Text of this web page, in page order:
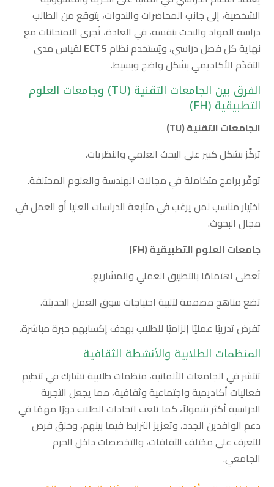
الشخصية، إلى جانب المحاضرات والندوات، يتوقع من الطالب
دراسة المواد والبحث بنفسه، في العادة، تُجرى الامتحانات مع
نهاية كل فصل دراسي، ويُستخدم نظام ECTS لقياس مدى
التقدّم الأكاديمي بشكل واضح وبسيط.
الفرق بين الجامعات التقنية (TU) وجامعات العلوم
التطبيقية (FH)
الجامعات التقنية (TU
)
تركّز بشكل كبير على البحث العلمي والنظريات.
توفّر برامج متكاملة في مجالات الهندسة والعلوم المختلفة.
اختيار مناسب لمن يرغب في متابعة الدراسات العليا أو العمل في
مجال البحوث.
جامعات العلوم التطبيقية (FH
)
تُعطى اهتمامًا بالتطبيق العملي والمشاريع.
تضع مناهج مصممة لتلبية احتياجات سوق العمل الحديثة.
تفرض تدريبًا عمليًا إلزاميًا للطلاب بهدف إكسابهم خبرة مباشرة.
المنظمات الطلابية والأنشطة الثقافية
تنتشر في الجامعات الألمانية، منظمات طلابية تشارك في تنظيم
فعاليات أكاديمية واجتماعية وثقافية، مما يجعل التجربة
الدراسية أكثر شمولاً، كما تلعب اتحادات الطلاب دورًا مهمًا في
دعم الوافدين الجدد، وتعزيز الترابط فيما بينهم، وخلق فرص
للتعرف على مختلف الثقافات، والتخصصات داخل الحرم
الجامعي.